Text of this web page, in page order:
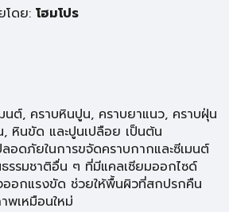
โดย: โฮมโปร
นต์, คราบหินปูน, คราบยาแนว, คราบฝุ่น
หินขัด และปูนเปลือย เป็นต้น
อดภัยในการขจัดคราบกากและซีเมนต์
รรมชาติอื่น ๆ ที่มีแคลเซียมออกไซด์
ออกแรงขัด ช่วยให้พื้นผิวที่สกปรกคืน
พเหมือนใหม่